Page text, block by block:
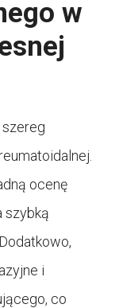
w
ocenę
szybką
i
co